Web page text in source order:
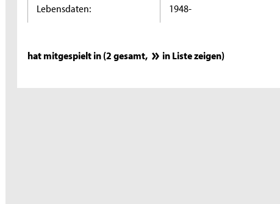
Lebensdaten: 1948-
hat mitgespielt in (2 gesamt, in Liste zeigen)